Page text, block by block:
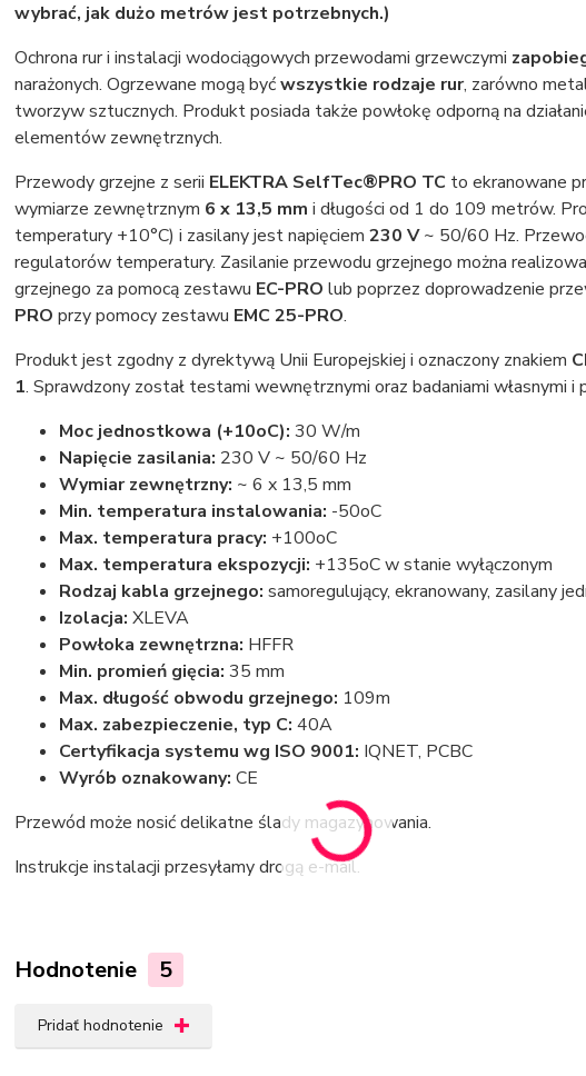
wybrać, jak dużo metrów jest potrzebnych.)
Ochrona rur i instalacji wodociągowych przewodami grzewczymi
narażonych. Ogrzewane mogą byćwszystkie rodzaje rur, zarówno
tworzyw sztucznych. Produkt posiada także powłokę odporną na
elementów zewnętrznych.
Przewody grzejne z serii ELEKTRA SelfTec®PRO TC to ekranowane
wymiarze zewnętrznym 6 x 13,5 mm i długości od 1 do 109 metrów.
temperatury +10°C) i zasilany jest napięciem 230 V~ 50/60 Hz.
regulatorów temperatury. Zasilanie przewodu grzejnego można
grzejnego za pomocą zestawu EC-PRO lub poprzez doprowadzenie
PRO przy pomocy zestawu EMC 25-PRO.
Produkt jest zgodny z dyrektywą Unii Europejskiej i oznaczony znakiem
1. Sprawdzony został testami wewnętrznymi oraz badaniami własnymi
Moc jednostkowa (+10oC): 30 W/m
Napięcie zasilania: 230 V ~ 50/60 Hz
Wymiar zewnętrzny: ~ 6 x 13,5 mm
Min. temperatura instalowania: -50oC
Max. temperatura pracy: +100oC
Max. temperatura ekspozycji: +135oC w stanie wyłączonym
Rodzaj kabla grzejnego: samoregulujący, ekranowany, zasilany
Izolacja: XLEVA
Powłoka zewnętrzna: HFFR
Min. promień gięcia: 35 mm
Max. długość obwodu grzejnego: 109m
Max. zabezpieczenie, typ C: 40A
Certyfikacja systemu wg ISO 9001: IQNET, PCBC
Wyrób oznakowany: CE
Przewód może nosić delikatne ślady magazynowania.
Instrukcje instalacji przesyłamy drogą e-mail.
Hodnotenie 5
Pridať hodnotenie